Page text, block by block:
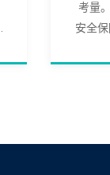
考量
安全